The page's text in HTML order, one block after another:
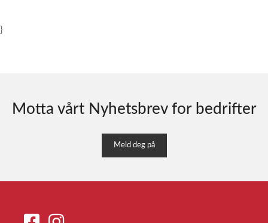
}
Motta vårt Nyhetsbrev for bedrifter
Meld deg på